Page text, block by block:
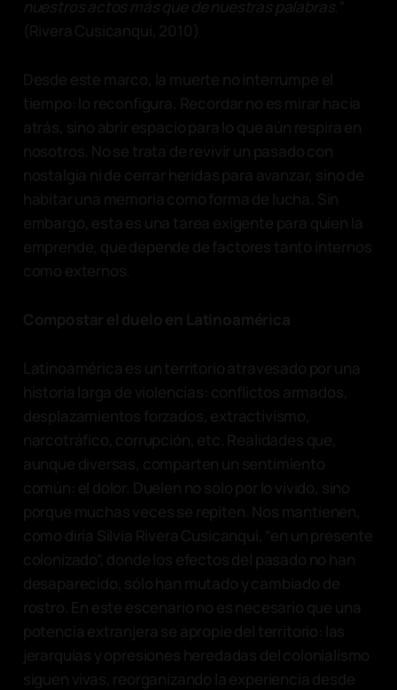
nuestros actos más que de nuestras palabras.”
(Rivera Cusicanqui, 2010)
Desde este marco, la muerte no interrumpe el
tiempo: lo reconfigura. Recordar no es mirar hacia
atrás, sino abrir espacio para lo que aún respira en
nosotros. No se trata de revivir un pasado con
nostalgia ni de cerrar heridas para avanzar, sino de
habitar una memoria como forma de lucha. Sin
embargo, esta es una tarea exigente para quien la
emprende, que depende de factores tanto internos
como externos.
Compostar el duelo en Latinoamérica
Latinoamérica es un territorio atravesado por una
historia larga de violencias: conflictos armados,
desplazamientos forzados, extractivismo,
narcotráfico, corrupción, etc. Realidades que,
aunque diversas, comparten un sentimiento
común: el dolor. Duelen no solo por lo vivido, sino
porque muchas veces se repiten. Nos mantienen,
como diría Silvia Rivera Cusicanqui, “en un presente
colonizado”, donde los efectos del pasado no han
desaparecido, sólo han mutado y cambiado de
rostro. En este escenario no es necesario que una
potencia extranjera se apropie del territorio: las
jerarquías y opresiones heredadas del colonialismo
siguen vivas, reorganizando la experiencia desde